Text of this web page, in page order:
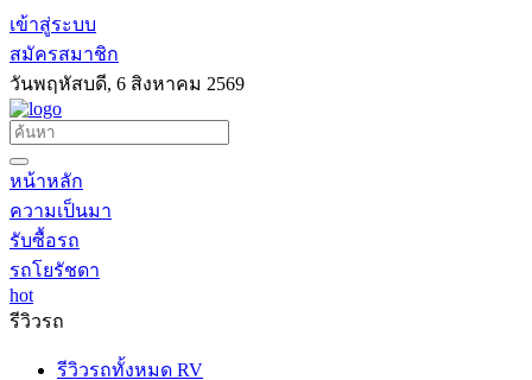
เข้าสู่ระบบ
สมัครสมาชิก
วันพฤหัสบดี, 6 สิงหาคม 2569
หน้าหลัก
ความเป็นมา
รับซื้อรถ
รถโยรัชดา
hot
รีวิวรถ
รีวิวรถทั้งหมด RV